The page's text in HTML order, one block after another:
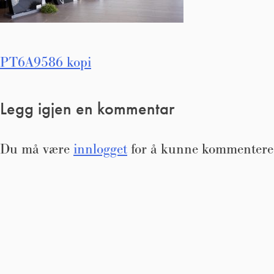
Innleggsnavigasjon
PT6A9586 kopi
Legg igjen en kommentar
Du må være innlogget for å kunne